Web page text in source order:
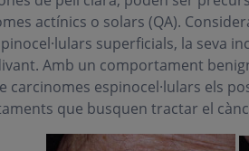
actínics o solars (QA).
superficials, la seva
Amb un comportament
carcinomes espinocel·lulars els
que busquen tractar el